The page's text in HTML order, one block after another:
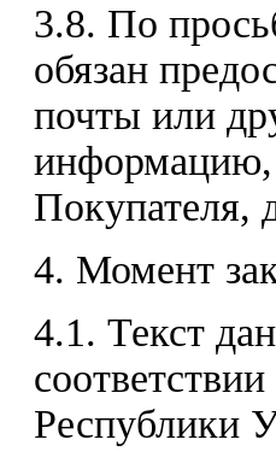
3.8. По
обязан
почты или
информацию,
Покупателя,
4. Момент
4.1. Текст
Республики